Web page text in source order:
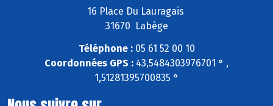
16 Place Du Lauragais
31670 Labège
Téléphone :05 61 52 00 10
Coordonnées GPS : 43,5484303976701 ° ,
1,51281395700835 °